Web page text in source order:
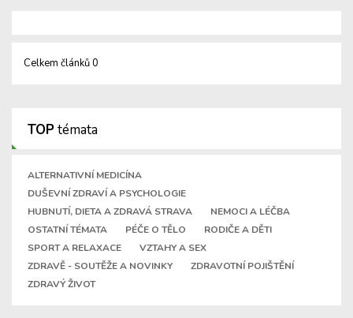
Celkem článků 0
TOPtémata
ALTERNATIVNÍ MEDICÍNA
DUŠEVNÍ ZDRAVÍ A PSYCHOLOGIE
HUBNUTÍ, DIETA A ZDRAVÁ STRAVA
NEMOCI A LÉČBA
OSTATNÍ TÉMATA
PÉČE O TĚLO
RODIČE A DĚTI
SPORT A RELAXACE
VZTAHY A SEX
ZDRAVĚ - SOUTĚŽE A NOVINKY
ZDRAVOTNÍ POJIŠTĚNÍ
ZDRAVÝ ŽIVOT